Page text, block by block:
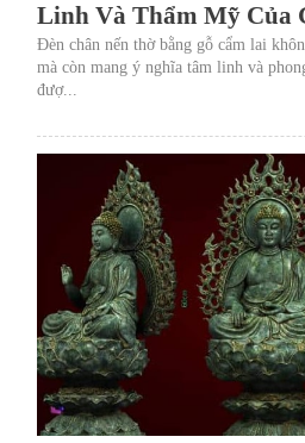
Linh Và Thẩm Mỹ Của
Đèn chân nến thờ bằng gỗ cẩm lai
mà còn mang ý nghĩa tâm linh và
đượ...